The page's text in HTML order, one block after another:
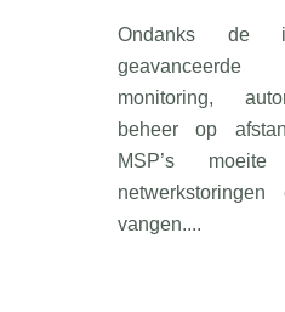
Ondanks de
monitoring,
beheer op
MSP’s
vangen....